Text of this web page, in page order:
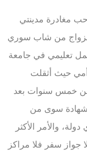
مغادرة مدينتي
من شاب سوري
تعليمي في جامعة
حيث أثقلت
من خمس سنوات بعد
شهادة سوى من
والأمر الأكثر
جواز سفر فلا مراكز